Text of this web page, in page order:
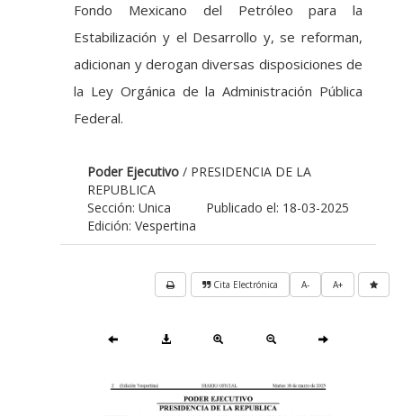
Fondo Mexicano del Petróleo para la
Estabilización y el Desarrollo y, se reforman,
adicionan y derogan diversas disposiciones de
la Ley Orgánica de la Administración Pública
Federal.
Poder Ejecutivo / PRESIDENCIA DE LA
REPUBLICA
Publicado el: 18-03-2025
Sección: Unica
Edición: Vespertina
A+
A-
Cita Electrónica